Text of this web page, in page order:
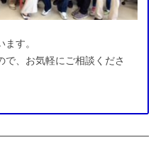
す。
、お気軽にご相談くださ